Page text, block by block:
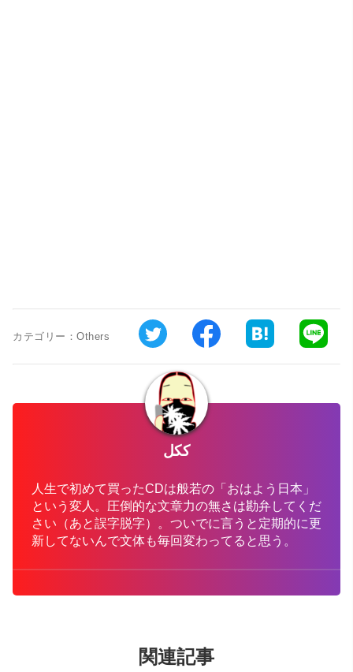
カテゴリー： Others
ككل
人生で初めて買ったCDは般若の「おはよう日本」
という変人。圧倒的な文章力の無さは勘弁してくだ
さい（あと誤字脱字）。ついでに言うと定期的に更
新してないんで文体も毎回変わってると思う。
関連記事